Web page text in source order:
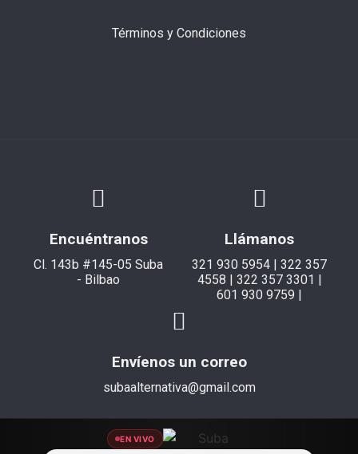
Términos y Condiciones
Encuéntranos
Cl. 143b #145-05 Suba
- Bilbao
Llámanos
321 930 5954 | 322 357
4558 | 322 357 3301 |
601 930 9759 |
Envíenos un correo
subaalternativa@gmail.com
EN VIVO